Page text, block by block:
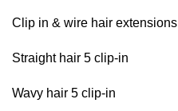
Clip in & wire hair extensions
Straight hair 5 clip-in
Wavy hair 5 clip-in